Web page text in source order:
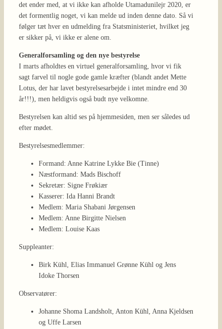
det ender med, at vi ikke kan afholde Utamadunilejr 2020, er
det formentlig noget, vi kan melde ud inden denne dato. Så vi
følger tæt hver en udmelding fra Statsministeriet, hvilket jeg
er sikker på, vi ikke er alene om.
Generalforsamling og den nye bestyrelse
I marts afholdtes en virtuel generalforsamling, hvor vi fik
sagt farvel til nogle gode gamle kræfter (blandt andet Mette
Lotus, der har lavet bestyrelsesarbejde i intet mindre end 30
år!!!), men heldigvis også budt nye velkomne.
Bestyrelsen kan altid ses på hjemmesiden, men ser således ud
efter mødet.
Bestyrelsesmedlemmer:
Formand: Anne Katrine Lykke Bie (Tinne)
Næstformand: Mads Bischoff
Sekretær: Signe Frøkiær
Kasserer: Ida Hanni Brandt
Medlem: Maria Shabani Jørgensen
Medlem: Anne Birgitte Nielsen
Medlem: Louise Kaas
Suppleanter:
Birk Kühl, Elias Immanuel Grønne Kühl og Jens
Idoke Thorsen
Observatører:
Johanne Shoma Landsholt, Anton Kühl, Anna Kjeldsen
og Uffe Larsen